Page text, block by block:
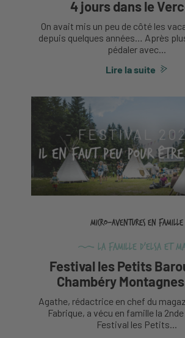
4 jours dans le
On avait mis un peu de côté les
depuis quelques années… Après
pédaler avec...
Lire la suite
Micro-aventures en famille
La Famille d'Elsa et
Festival les Petits
Chambéry
Agathe, rédactrice en chef du
Fabrique, a vécu en famille la
Festival les Petits...